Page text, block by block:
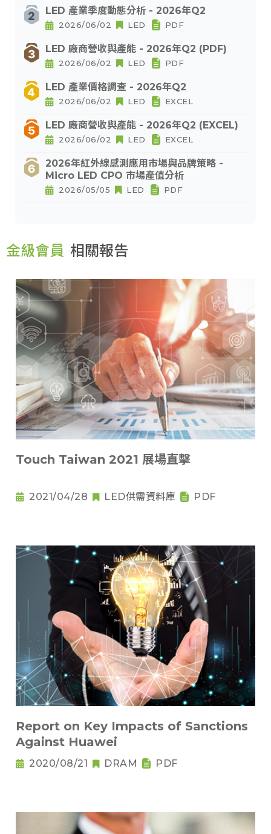
LED 產業季度動態分析 - 2026年Q2
2026/06/02 LED PDF
LED 廠商營收與產能 - 2026年Q2 (PDF)
2026/06/02 LED PDF
LED 產業價格調查 - 2026年Q2
2026/06/02 LED EXCEL
LED 廠商營收與產能 - 2026年Q2 (EXCEL)
2026/06/02 LED EXCEL
2026年紅外線感測應用市場與品牌策略 -
Micro LED CPO 市場產值分析
2026/05/05 LED PDF
金級會員 相關報告
Touch Taiwan 2021 展場直擊
2021/04/28 LED供需資料庫 PDF
Report on Key Impacts of Sanctions
Against Huawei
2020/08/21 DRAM PDF